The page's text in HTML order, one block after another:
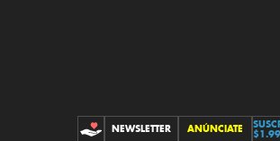
CONTRIBUCIONES
NEWSLETTER ANÚNCIATE